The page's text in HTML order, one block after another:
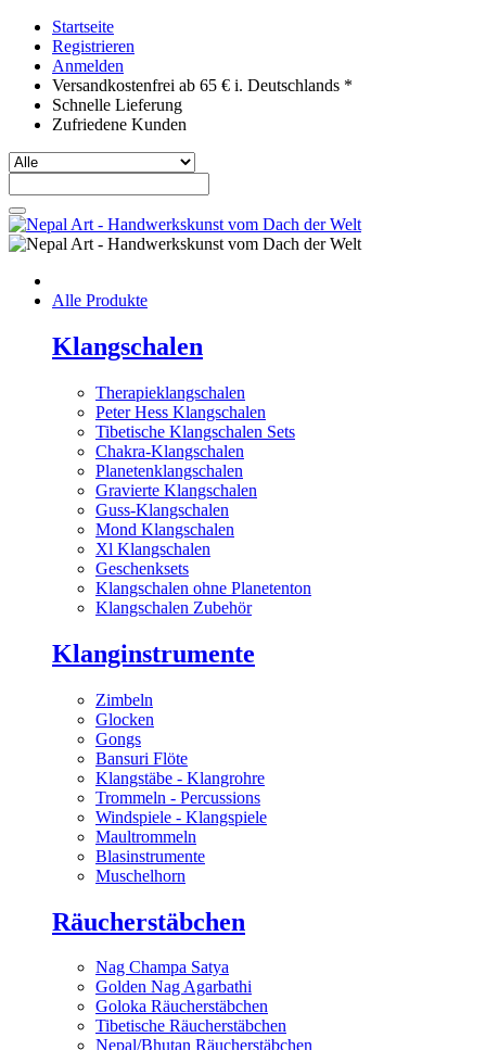
Startseite
Registrieren
Anmelden
Versandkostenfrei ab 65 € i. Deutschlands *
Schnelle Lieferung
Zufriedene Kunden
Alle Produkte
Klangschalen
Therapieklangschalen
Peter Hess Klangschalen
Tibetische Klangschalen Sets
Chakra-Klangschalen
Planetenklangschalen
Gravierte Klangschalen
Guss-Klangschalen
Mond Klangschalen
Xl Klangschalen
Geschenksets
Klangschalen ohne Planetenton
Klangschalen Zubehör
Klanginstrumente
Zimbeln
Glocken
Gongs
Bansuri Flöte
Klangstäbe - Klangrohre
Trommeln - Percussions
Windspiele - Klangspiele
Maultrommeln
Blasinstrumente
Muschelhorn
Räucherstäbchen
Nag Champa Satya
Golden Nag Agarbathi
Goloka Räucherstäbchen
Tibetische Räucherstäbchen
Nepal/Bhutan Räucherstäbchen